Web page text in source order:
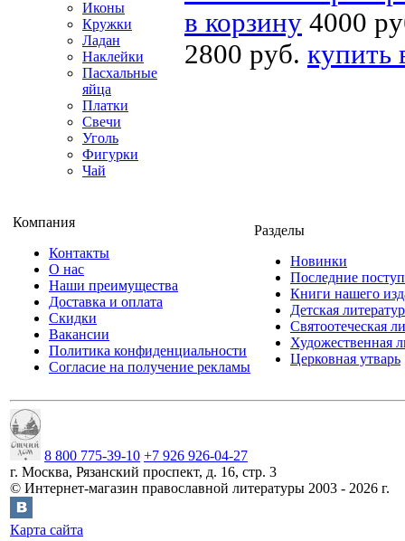
Иконы
Кружки
Ладан
Наклейки
Пасхальные
яйца
Платки
Свечи
Уголь
Фигурки
Чай
в корзину 4000
2800 руб. купить
Компания
Контакты
О нас
Наши преимущества
Доставка и оплата
Скидки
Вакансии
Политика конфиденциальности
Согласие на получение рекламы
Разделы
Новинки
Последние
Книги нашего
Детская
Святоотеческая
Художественная
Церковная утварь
8 800 775-39-10 +7 926 926-04-27
г. Москва, Рязанский проспект, д. 16, стр. 3
© Интернет-магазин православной литературы 2003 - 2026 г.
Карта сайта